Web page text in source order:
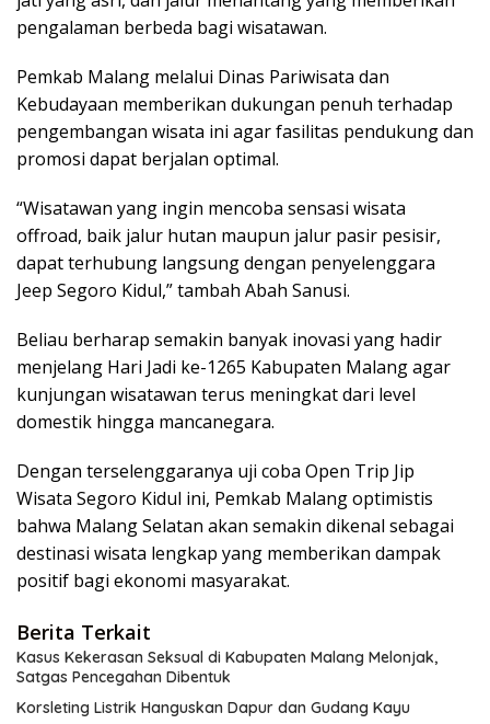
pengalaman berbeda bagi wisatawan.
Pemkab Malang melalui Dinas Pariwisata dan
Kebudayaan memberikan dukungan penuh terhadap
pengembangan wisata ini agar fasilitas pendukung dan
promosi dapat berjalan optimal.
“Wisatawan yang ingin mencoba sensasi wisata
offroad, baik jalur hutan maupun jalur pasir pesisir,
dapat terhubung langsung dengan penyelenggara
Jeep Segoro Kidul,” tambah Abah Sanusi.
Beliau berharap semakin banyak inovasi yang hadir
menjelang Hari Jadi ke-1265 Kabupaten Malang agar
kunjungan wisatawan terus meningkat dari level
domestik hingga mancanegara.
Dengan terselenggaranya uji coba Open Trip Jip
Wisata Segoro Kidul ini, Pemkab Malang optimistis
bahwa Malang Selatan akan semakin dikenal sebagai
destinasi wisata lengkap yang memberikan dampak
positif bagi ekonomi masyarakat.
Berita Terkait
Kasus Kekerasan Seksual di Kabupaten Malang Melonjak,
Satgas Pencegahan Dibentuk
Korsleting Listrik Hanguskan Dapur dan Gudang Kayu